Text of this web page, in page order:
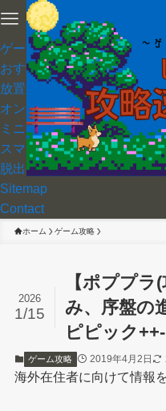
ゲーム紹介
おすすめゲーム
放置ゲーム
オンライン対戦ゲーム
ミニゲーム
スマホゲーム
脱出ゲーム
Sitemap
Contact
ホーム ゲーム攻略
【ポププラ
み、序盤の
ピピック++-
2026
1/15
ゲーム攻略 2019年4月2日
海外在住者に向けて情報